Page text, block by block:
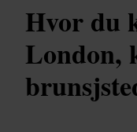
Hvor du
London,